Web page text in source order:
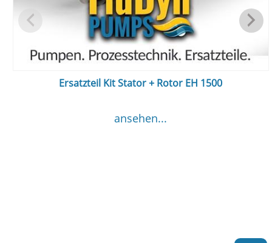
Ersatzteil Kit Stator + Rotor EH 1500
ansehen...